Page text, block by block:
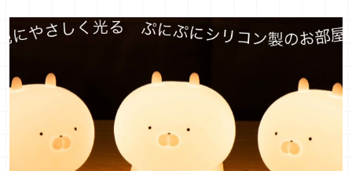
止！